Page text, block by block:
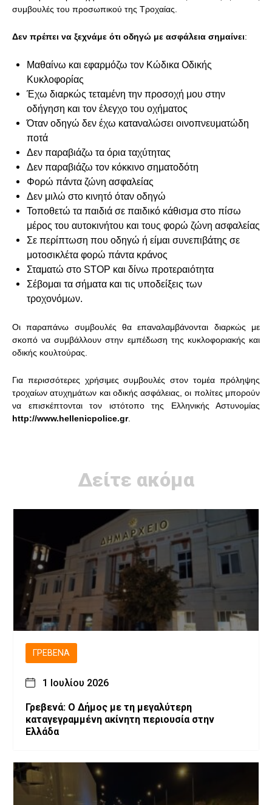
συμβουλές του προσωπικού της Τροχαίας.
Δεν πρέπει να ξεχνάμε ότι οδηγώ με ασφάλεια σημαίνει:
Μαθαίνω και εφαρμόζω τον Κώδικα Οδικής
Κυκλοφορίας
Έχω διαρκώς τεταμένη την προσοχή μου στην
οδήγηση και τον έλεγχο του οχήματος
Όταν οδηγώ δεν έχω καταναλώσει οινοπνευματώδη
ποτά
Δεν παραβιάζω τα όρια ταχύτητας
Δεν παραβιάζω τον κόκκινο σηματοδότη
Φορώ πάντα ζώνη ασφαλείας
Δεν μιλώ στο κινητό όταν οδηγώ
Τοποθετώ τα παιδιά σε παιδικό κάθισμα στο πίσω
μέρος του αυτοκινήτου και τους φορώ ζώνη ασφαλείας
Σε περίπτωση που οδηγώ ή είμαι συνεπιβάτης σε
μοτοσικλέτα φορώ πάντα κράνος
Σταματώ στο STOP και δίνω προτεραιότητα
Σέβομαι τα σήματα και τις υποδείξεις των
τροχονόμων.
Οι παραπάνω συμβουλές θα επαναλαμβάνονται διαρκώς με
σκοπό να συμβάλλουν στην εμπέδωση της κυκλοφοριακής και
οδικής κουλτούρας.
Για περισσότερες χρήσιμες συμβουλές στον τομέα πρόληψης
τροχαίων ατυχημάτων και οδικής ασφάλειας, οι πολίτες μπορούν
να επισκέπτονται τον ιστότοπο της Ελληνικής Αστυνομίας
http://www.hellenicpolice.gr.
Δείτε ακόμα
ΓΡΕΒΕΝΆ
1 Ιουλίου 2026
Γρεβενά: Ο Δήμος με τη μεγαλύτερη
καταγεγραμμένη ακίνητη περιουσία στην
Ελλάδα